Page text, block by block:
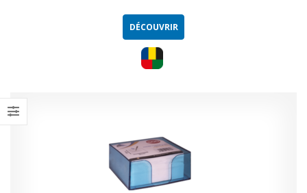
DÉCOUVRIR